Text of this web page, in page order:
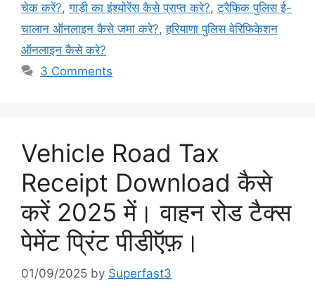
चेक करें?,गाड़ी का इंश्योरेंस कैसे प्राप्त करे?,ट्रैफिक पुलिस ई-
चालान ऑनलाइन कैसे जमा करे?,हरियाणा पुलिस वेरिफिकेशन
ऑनलाइन कैसे करे?
3 Comments
Vehicle Road Tax
Receipt Download कैसे
करें 2025 में। वाहन रोड टैक्स
पेमेंट प्रिंट पीडीऍफ़।
01/09/2025 by Superfast3